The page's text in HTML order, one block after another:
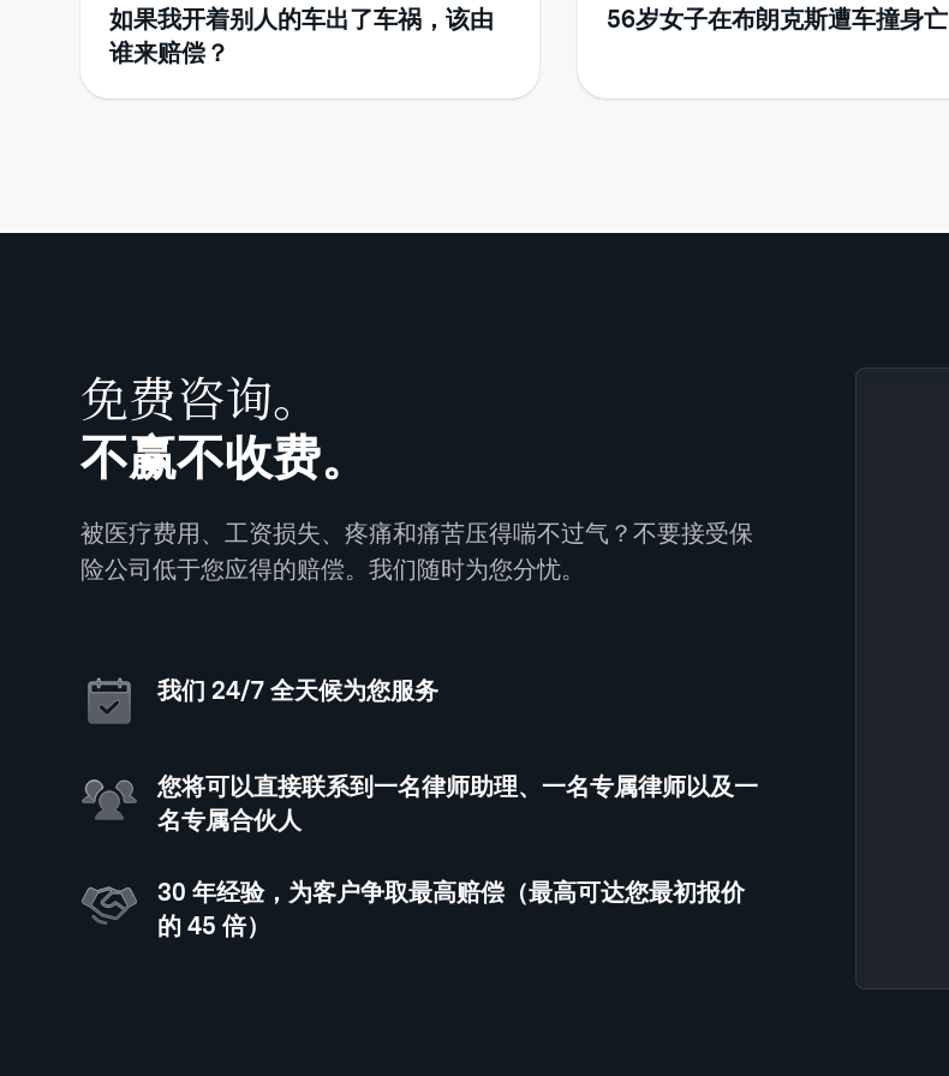
如果我开着别人的车出了车祸，该由
谁来赔偿？
56岁女子在布朗克斯遭车撞身亡
免费咨询。
不赢不收费。
被医疗费用、工资损失、疼痛和痛苦压得喘不过气？不要接受保
险公司低于您应得的赔偿。我们随时为您分忧。
我们 24/7 全天候为您服务
您将可以直接联系到一名律师助理、一名专属律师以及一
名专属合伙人
30 年经验，为客户争取最高赔偿（最高可达您最初报价
的 45 倍）